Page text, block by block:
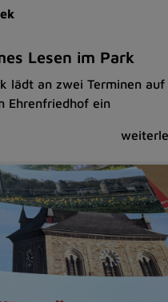
Lesen im Park
lädt an zwei Terminen auf
Ehrenfriedhof ein